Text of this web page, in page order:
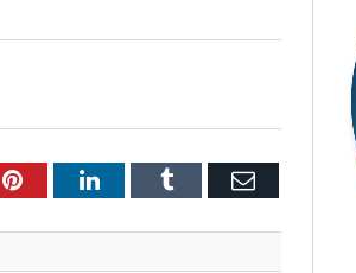
PinterestLinkedInTumblr Email